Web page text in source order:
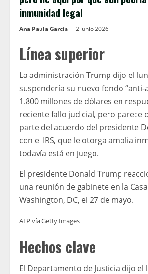
inmunidad legal
Ana Paula García 2 junio 2026
Línea superior
La administración Trump dijo el
suspendería su nuevo fondo “anti-
1.800 millones de dólares en
reciente fallo judicial, pero parece
parte del acuerdo del presidente
con el IRS, que le otorga amplia
todavía está en juego.
El presidente Donald Trump
una reunión de gabinete en la
Washington, DC, el 27 de mayo.
AFP vía Getty Images
Hechos clave
El Departamento de Justicia dijo el